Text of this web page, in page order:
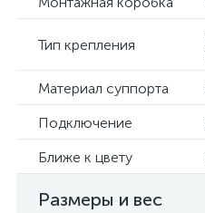
Тип крепления
Материал суппорта
Подключение
Ближе к цвету
Размеры и вес